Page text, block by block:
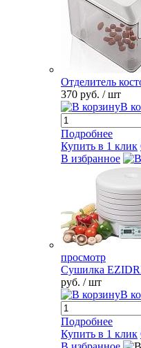
Отделитель
370 руб. / шт
В
Подробнее
Купить в 1 клик
В избранное
просмотр
Сушилка
руб. / шт
В
Подробнее
Купить в 1 клик